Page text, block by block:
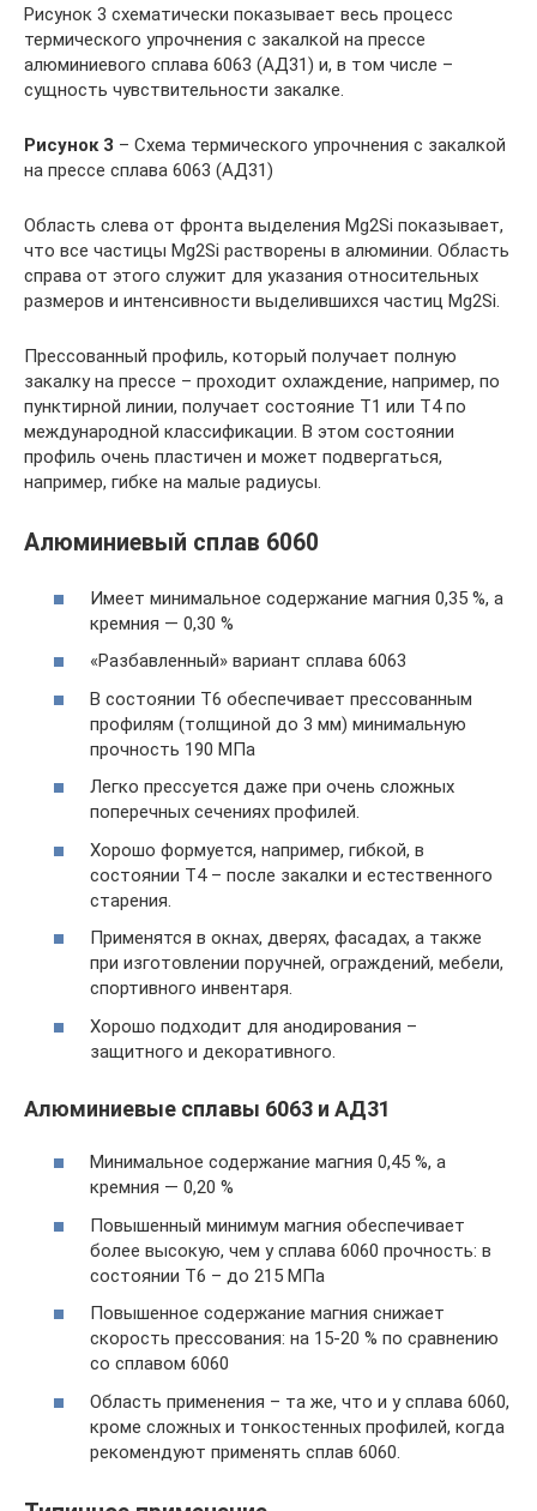
Рисунок 3 схематически показывает весь процесс
термического упрочнения с закалкой на прессе
алюминиевого сплава 6063 (АД31) и, в том числе –
сущность чувствительности закалке.
Рисунок 3 – Схема термического упрочнения с закалкой
на прессе сплава 6063 (АД31)
Область слева от фронта выделения Mg2Si показывает,
что все частицы Mg2Si растворены в алюминии. Область
справа от этого служит для указания относительных
размеров и интенсивности выделившихся частиц Mg2Si.
Прессованный профиль, который получает полную
закалку на прессе – проходит охлаждение, например, по
пунктирной линии, получает состояние Т1 или Т4 по
международной классификации. В этом состоянии
профиль очень пластичен и может подвергаться,
например, гибке на малые радиусы.
Алюминиевый сплав 6060
Имеет минимальное содержание магния 0,35 %, а
кремния — 0,30 %
«Разбавленный» вариант сплава 6063
В состоянии Т6 обеспечивает прессованным
профилям (толщиной до 3 мм) минимальную
прочность 190 МПа
Легко прессуется даже при очень сложных
поперечных сечениях профилей.
Хорошо формуется, например, гибкой, в
состоянии Т4 – после закалки и естественного
старения.
Применятся в окнах, дверях, фасадах, а также
при изготовлении поручней, ограждений, мебели,
спортивного инвентаря.
Хорошо подходит для анодирования –
защитного и декоративного.
Алюминиевые сплавы 6063 и АД31
Минимальное содержание магния 0,45 %, а
кремния — 0,20 %
Повышенный минимум магния обеспечивает
более высокую, чем у сплава 6060 прочность: в
состоянии Т6 – до 215 МПа
Повышенное содержание магния снижает
скорость прессования: на 15-20 % по сравнению
со сплавом 6060
Область применения – та же, что и у сплава 6060,
кроме сложных и тонкостенных профилей, когда
рекомендуют применять сплав 6060.